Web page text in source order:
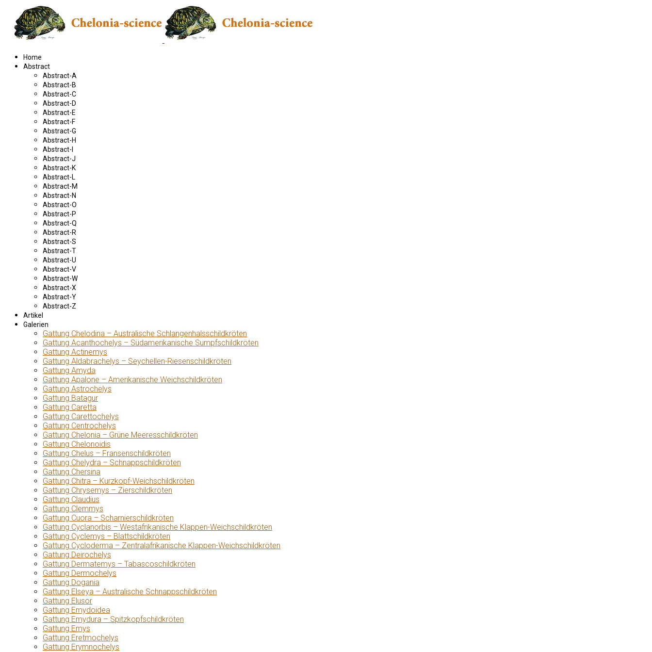
Home
Abstract
Abstract-A
Abstract-B
Abstract-C
Abstract-D
Abstract-E
Abstract-F
Abstract-G
Abstract-H
Abstract-I
Abstract-J
Abstract-K
Abstract-L
Abstract-M
Abstract-N
Abstract-O
Abstract-P
Abstract-Q
Abstract-R
Abstract-S
Abstract-T
Abstract-U
Abstract-V
Abstract-W
Abstract-X
Abstract-Y
Abstract-Z
Artikel
Galerien
Gattung Chelodina – Australische Schlangenhalsschildkröten
Gattung Acanthochelys – Südamerikanische Sumpfschildkröten
Gattung Actinemys
Gattung Aldabrachelys – Seychellen-Riesenschildkröten
Gattung Amyda
Gattung Apalone – Amerikanische Weichschildkröten
Gattung Astrochelys
Gattung Batagur
Gattung Caretta
Gattung Carettochelys
Gattung Centrochelys
Gattung Chelonia – Grüne Meeresschildkröten
Gattung Chelonoidis
Gattung Chelus – Fransenschildkröten
Gattung Chelydra – Schnappschildkröten
Gattung Chersina
Gattung Chitra – Kurzkopf-Weichschildkröten
Gattung Chrysemys – Zierschildkröten
Gattung Claudius
Gattung Clemmys
Gattung Cuora – Scharnierschildkröten
Gattung Cyclanorbis – Westafrikanische Klappen-Weichschildkröten
Gattung Cyclemys – Blattschildkröten
Gattung Cycloderma – Zentralafrikanische Klappen-Weichschildkröten
Gattung Deirochelys
Gattung Dermatemys – Tabascoschildkröten
Gattung Dermochelys
Gattung Dogania
Gattung Elseya – Australische Schnappschildkröten
Gattung Elusor
Gattung Emydoidea
Gattung Emydura – Spitzkopfschildkröten
Gattung Emys
Gattung Eretmochelys
Gattung Erymnochelys